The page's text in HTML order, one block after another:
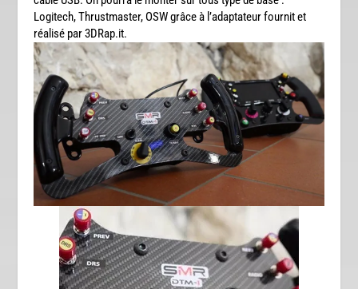
Logitech, Thrustmaster, OSW grâce à l’adaptateur fournit et
réalisé par 3DRap.it.